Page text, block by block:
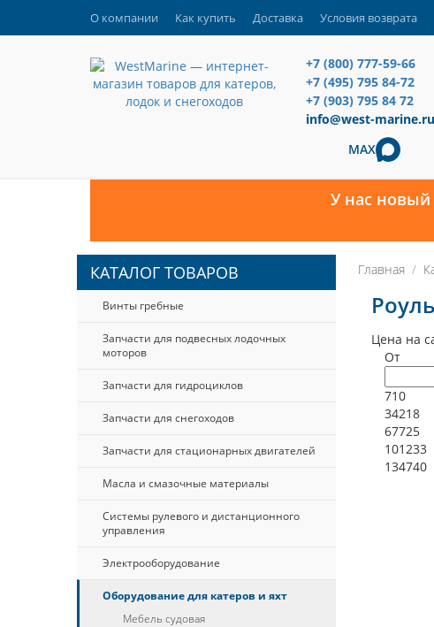
О компании Как купить Доставка Условия возврата
+7 (800) 777-59-66
+7 (495) 795 84-72
+7 (903) 795 84 72
info@west-marine.ru
MAX
У нас новый
Главная
Цена на
От
710
34218
67725
101233
134740
КАТАЛОГ ТОВАРОВ
Винты гребные
Запчасти для подвесных лодочных
моторов
Запчасти для гидроциклов
Запчасти для снегоходов
Запчасти для стационарных двигателей
Масла и смазочные материалы
Системы рулевого и дистанционного
управления
Электрооборудование
Оборудование для катеров и яхт
Мебель судовая